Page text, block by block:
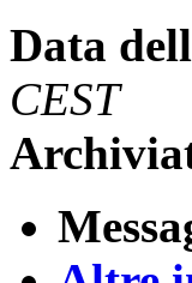
Data
CEST